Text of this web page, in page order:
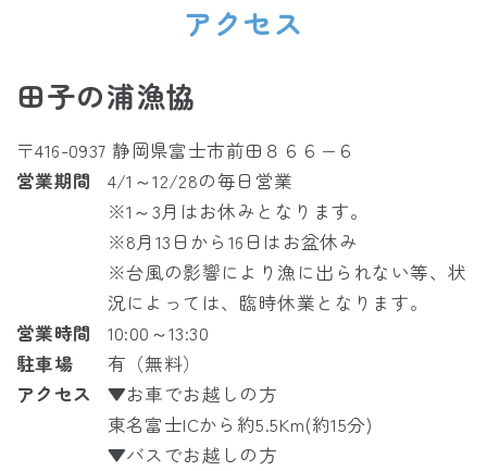
アクセス
田子の浦漁協
〒416-0937 静岡県富士市前田８６６−６
営業期間
4/1～12/28の毎日営業
※1～3月はお休みとなります。
※8月13日から16日はお盆休み
※台風の影響により漁に出られない等、状
況によっては、臨時休業となります。
営業時間
10:00～13:30
駐車場
有（無料）
アクセス
▼お車でお越しの方
東名富士ICから約5.5Km(約15分)
▼バスでお越しの方